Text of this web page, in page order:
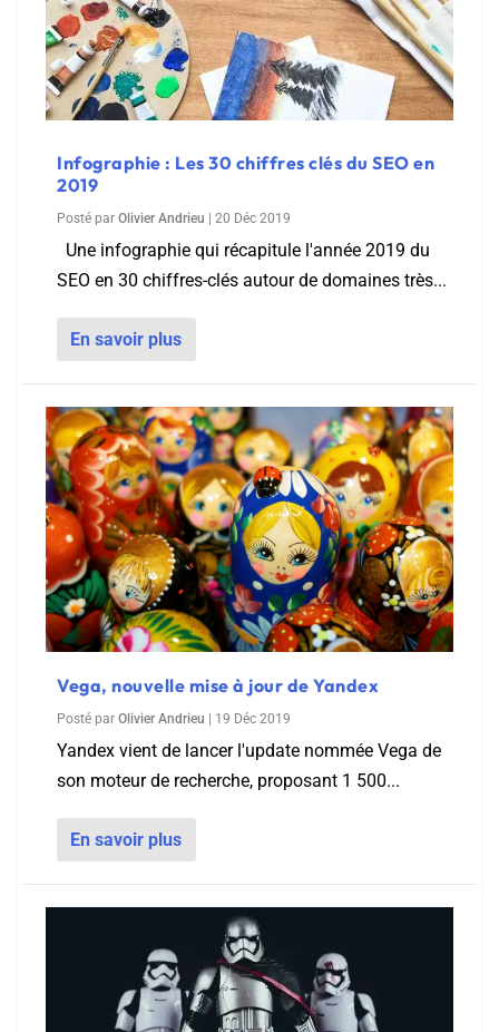
Infographie : Les 30 chiffres clés du SEO en
2019
Posté par Olivier Andrieu 20 Déc 2019
Une infographie qui récapitule l'année 2019 du
SEO en 30 chiffres-clés autour de domaines très...
En savoir plus
Vega, nouvelle mise à jour de Yandex
Posté par Olivier Andrieu | 19 Déc 2019
Yandex vient de lancer l'update nommée Vega de
son moteur de recherche, proposant 1 500...
En savoir plus